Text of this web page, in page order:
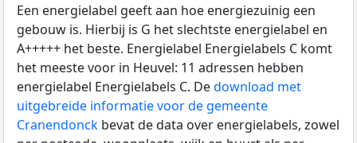
Een energielabel geeft aan hoe energiezuinig een
gebouw is. Hierbij is G het slechtste energielabel en
A+++++ het beste. Energielabel Energielabels C komt
het meeste voor in Heuvel: 11 adressen hebben
energielabel Energielabels C. Dedownload met
uitgebreide informatie voor de gemeente
Cranendonck bevat de data over energielabels, zowel